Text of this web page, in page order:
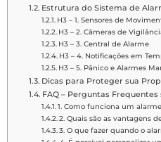
Estrutura do Sistema de
H3 – 1. Sensores de
H3 – 2. Câmeras de
H3 – 3. Central de Alarme
H3 – 4. Notificações em
H3 – 5. Pânico e Alarmes
Dicas para Proteger sua
FAQ – Perguntas
1. Como funciona um
2. Quais são as vantagens
3. O que fazer quando o